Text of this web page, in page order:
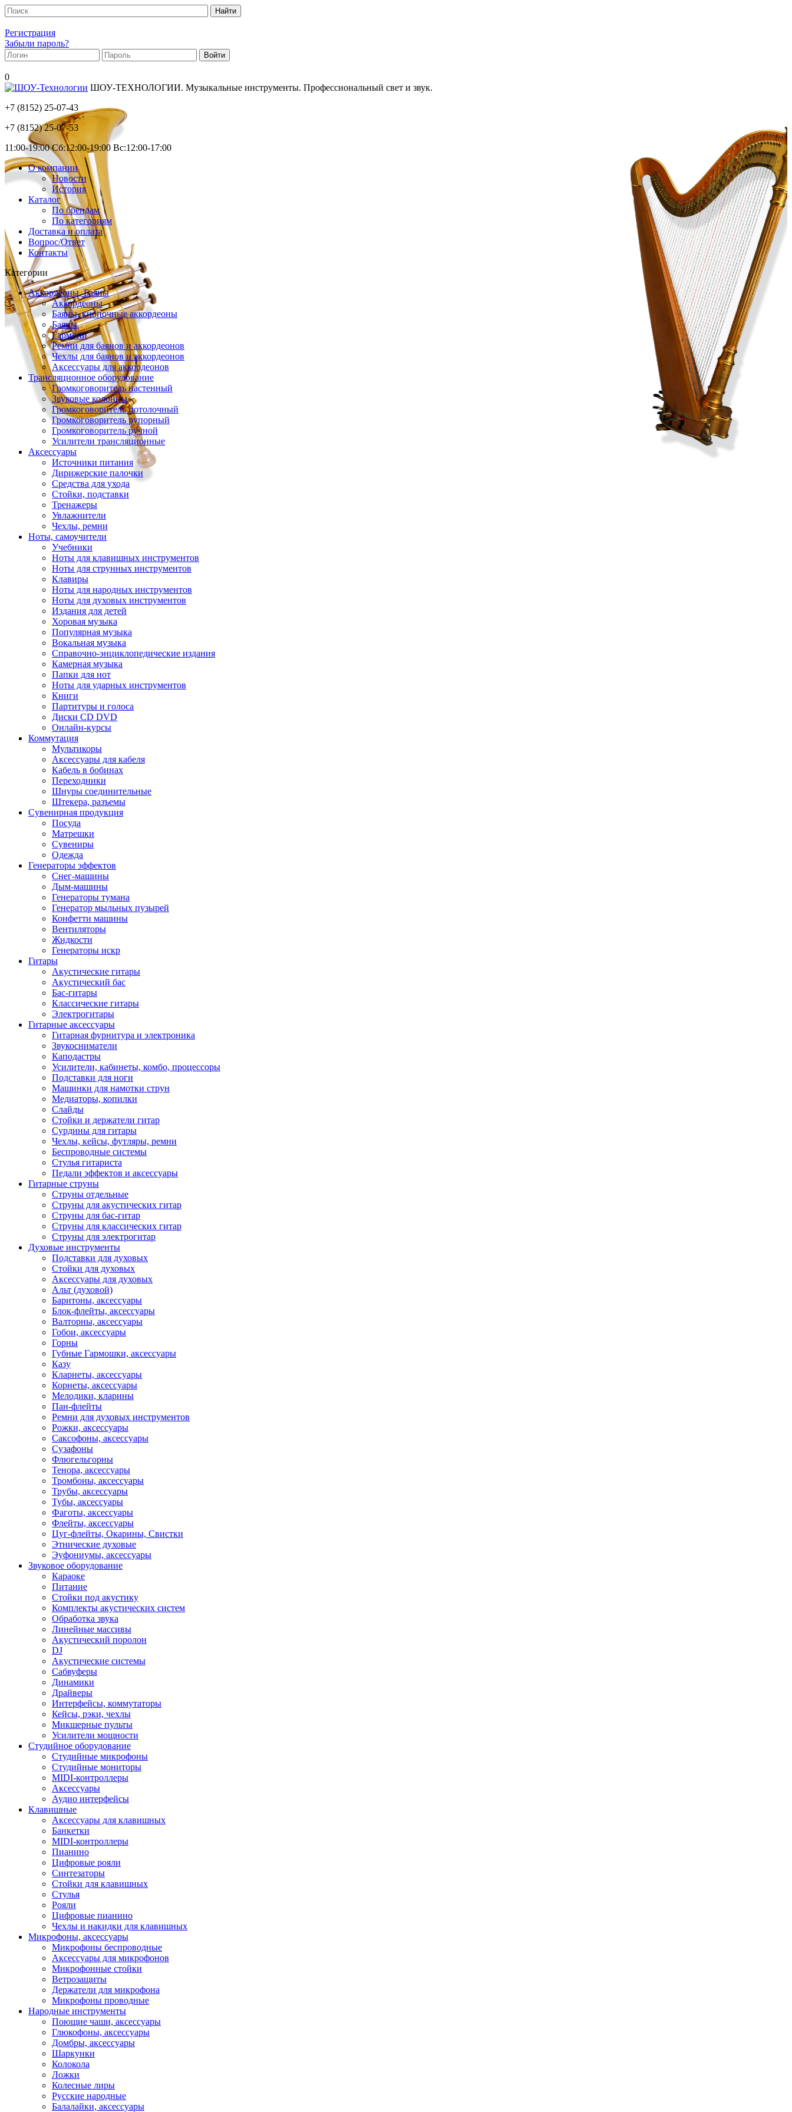
Регистрация
Забыли пароль?
0
ШОУ-ТЕХНОЛОГИИ. Музыкальные инструменты. Профессиональный свет и звук.
+7 (8152) 25-07-43
+7 (8152)25-07-53
11:00-19:00 Сб:12:00-19:00 Вс:12:00-17:00
О компании
Новости
История
Каталог
По брендам
По категориям
Доставка и оплата
Вопрос/Ответ
Контакты
Категории
Аккордеоны, Баяны
Аккордеоны
Баяны, кнопочные аккордеоны
Баяны
Гармони
Ремни для баянов и аккордеонов
Чехлы для баянов и аккордеонов
Аксессуары для аккордеонов
Трансляционное оборудование
Громкоговоритель настенный
Звуковые колонны
Громкоговоритель потолочный
Громкоговоритель рупорный
Громкоговоритель ручной
Усилители трансляционные
Аксессуары
Источники питания
Дирижерские палочки
Средства для ухода
Стойки, подставки
Тренажеры
Увлажнители
Чехлы, ремни
Ноты, самоучители
Учебники
Ноты для клавишных инструментов
Ноты для струнных инструментов
Клавиры
Ноты для народных инструментов
Ноты для духовых инструментов
Издания для детей
Хоровая музыка
Популярная музыка
Вокальная музыка
Справочно-энциклопедические издания
Камерная музыка
Папки для нот
Ноты для ударных инструментов
Книги
Партитуры и голоса
Диски CD DVD
Онлайн-курсы
Коммутация
Мультикоры
Аксессуары для кабеля
Кабель в бобинах
Переходники
Шнуры соединительные
Штекера, разъемы
Сувенирная продукция
Посуда
Матрешки
Сувениры
Одежда
Генераторы эффектов
Снег-машины
Дым-машины
Генераторы тумана
Генератор мыльных пузырей
Конфетти машины
Вентиляторы
Жидкости
Генераторы искр
Гитары
Акустические гитары
Акустический бас
Бас-гитары
Классические гитары
Электрогитары
Гитарные аксессуары
Гитарная фурнитура и электроника
Звукосниматели
Каподастры
Усилители, кабинеты, комбо, процессоры
Подставки для ноги
Машинки для намотки струн
Медиаторы, копилки
Слайды
Стойки и держатели гитар
Сурдины для гитары
Чехлы, кейсы, футляры, ремни
Беспроводные системы
Стулья гитариста
Педали эффектов и аксессуары
Гитарные струны
Струны отдельные
Струны для акустических гитар
Струны для бас-гитар
Струны для классических гитар
Струны для электрогитар
Духовые инструменты
Подставки для духовых
Стойки для духовых
Аксессуары для духовых
Альт (духовой)
Баритоны, аксессуары
Блок-флейты, аксессуары
Валторны, аксессуары
Гобои, аксессуары
Горны
Губные Гармошки, аксессуары
Казу
Кларнеты, аксессуары
Корнеты, аксессуары
Мелодики, кларины
Пан-флейты
Ремни для духовых инструментов
Рожки, аксессуары
Саксофоны, аксессуары
Сузафоны
Флюгельгорны
Тенора, аксессуары
Тромбоны, аксессуары
Трубы, аксессуары
Тубы, аксессуары
Фаготы, аксессуары
Флейты, аксессуары
Цуг-флейты, Окарины, Свистки
Этнические духовые
Эуфониумы, аксессуары
Звуковое оборудование
Караоке
Питание
Стойки под акустику
Комплекты акустических систем
Обработка звука
Линейные массивы
Акустический поролон
DJ
Акустические системы
Сабвуферы
Динамики
Драйверы
Интерфейсы, коммутаторы
Кейсы, рэки, чехлы
Микшерные пульты
Усилители мощности
Студийное оборудование
Студийные микрофоны
Студийные мониторы
MIDI-контроллеры
Аксессуары
Аудио интерфейсы
Клавишные
Аксессуары для клавишных
Банкетки
MIDI-контроллеры
Пианино
Цифровые рояли
Синтезаторы
Стойки для клавишных
Стулья
Рояли
Цифровые пианино
Чехлы и накидки для клавишных
Микрофоны, аксессуары
Микрофоны беспроводные
Аксессуары для микрофонов
Микрофонные стойки
Ветрозащиты
Держатели для микрофона
Микрофоны проводные
Народные инструменты
Поющие чаши, аксессуары
Глюкофоны, аксессуары
Домбры, аксессуары
Шаркунки
Колокола
Ложки
Колесные лиры
Русские народные
Балалайки, аксессуары